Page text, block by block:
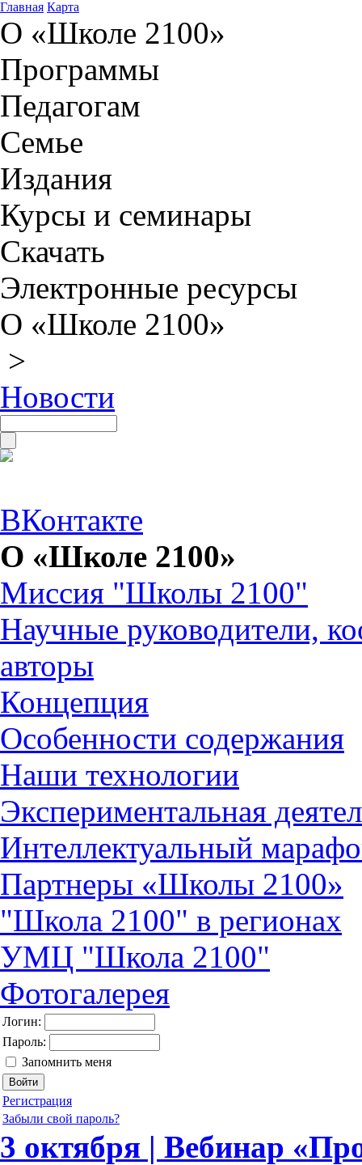
Главная Карта
О «Школе 2100»
Программы
Педагогам
Семье
Издания
Курсы и семинары
Скачать
Электронные ресурсы
О «Школе 2100»
>
Новости
ВКонтакте
О «Школе 2100»
Миссия "Школы 2100"
Научные руководители,
авторы
Концепция
Особенности содержания
Наши технологии
Экспериментальная
Интеллектуальный
Партнеры «Школы 2100»
"Школа 2100" в регионах
УМЦ "Школа 2100"
Фотогалерея
Логин:
Пароль:
Запомнить меня
Регистрация
Забыли свой пароль?
3 октября | Вебинар